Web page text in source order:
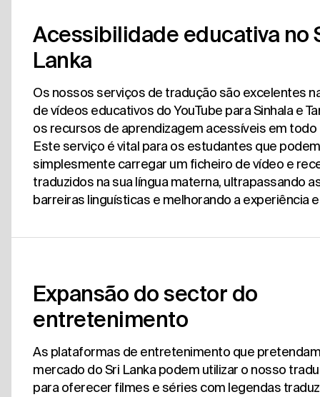
Acessibilidade educativa no
Lanka
Os nossos serviços de tradução são excelentes
de vídeos educativos do YouTube para Sinhala e
os recursos de aprendizagem acessíveis em todo
Este serviço é vital para os estudantes que podem
simplesmente carregar um ficheiro de vídeo e
traduzidos na sua língua materna, ultrapassando
barreiras linguísticas e melhorando a experiência
Expansão do sector do
entretenimento
As plataformas de entretenimento que
mercado do Sri Lanka podem utilizar o nosso
para oferecer filmes e séries com legendas